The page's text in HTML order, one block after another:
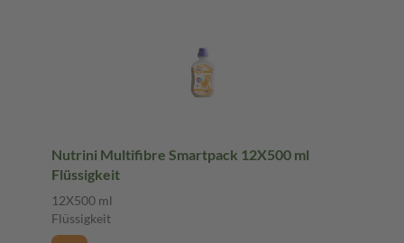
Nutrini Multifibre Smartpack 12X500 ml
Flüssigkeit
12X500 ml
Flüssigkeit